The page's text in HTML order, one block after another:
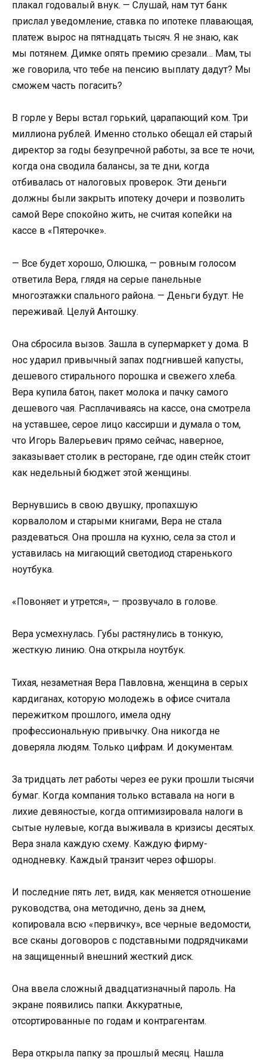
плакал годовалый внук. — Слушай, нам тут банк
прислал уведомление, ставка по ипотеке плавающая,
платеж вырос на пятнадцать тысяч. Я не знаю, как
мы потянем. Димке опять премию срезали… Мам, ты
же говорила, что тебе на пенсию выплату дадут? Мы
сможем часть погасить?
В горле у Веры встал горький, царапающий ком. Три
миллиона рублей. Именно столько обещал ей старый
директор за годы безупречной работы, за все те ночи,
когда она сводила балансы, за те дни, когда
отбивалась от налоговых проверок. Эти деньги
должны были закрыть ипотеку дочери и позволить
самой Вере спокойно жить, не считая копейки на
кассе в «Пятерочке».
— Все будет хорошо, Олюшка, — ровным голосом
ответила Вера, глядя на серые панельные
многоэтажки спального района. — Деньги будут. Не
переживай. Целуй Антошку.
Она сбросила вызов. Зашла в супермаркет у дома. В
нос ударил привычный запах подгнившей капусты,
дешевого стирального порошка и свежего хлеба.
Вера купила батон, пакет молока и пачку самого
дешевого чая. Расплачиваясь на кассе, она смотрела
на уставшее, серое лицо кассирши и думала о том,
что Игорь Валерьевич прямо сейчас, наверное,
заказывает столик в ресторане, где один стейк стоит
как недельный бюджет этой женщины.
Вернувшись в свою двушку, пропахшую
корвалолом и старыми книгами, Вера не стала
раздеваться. Она прошла на кухню, села за стол и
уставилась на мигающий светодиод старенького
ноутбука.
«Повоняет и утрется», — прозвучало в голове.
Вера усмехнулась. Губы растянулись в тонкую,
жесткую линию. Она открыла ноутбук.
Тихая, незаметная Вера Павловна, женщина в серых
кардиганах, которую молодежь в офисе считала
пережитком прошлого, имела одну
профессиональную привычку. Она никогда не
доверяла людям. Только цифрам. И документам.
За тридцать лет работы через ее руки прошли тысячи
бумаг. Когда компания только вставала на ноги в
лихие девяностые, когда оптимизировала налоги в
сытые нулевые, когда выживала в кризисы десятых.
Вера знала каждую схему. Каждую фирму-
однодневку. Каждый транзит через офшоры.
И последние пять лет, видя, как меняется отношение
руководства, она методично, день за днем,
копировала всю «первичку», все черные ведомости,
все сканы договоров с подставными подрядчиками
на защищенный внешний жесткий диск.
Она ввела сложный двадцатизначный пароль. На
экране появились папки. Аккуратные,
отсортированные по годам и контрагентам.
Вера открыла папку за прошлый месяц. Нашла